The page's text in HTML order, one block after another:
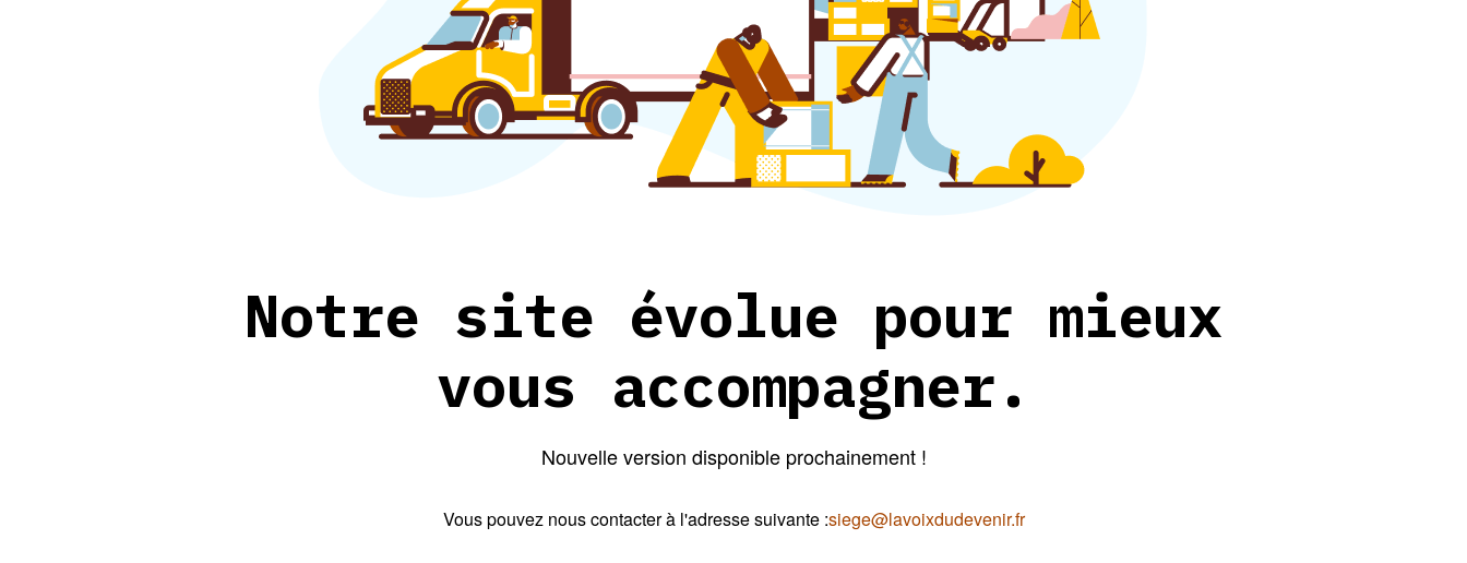
Notre site évolue pour mieux
vous accompagner.
Nouvelle version disponible prochainement !
Vous pouvez nous contacter à l'adresse suivante :siege@lavoixdudevenir.fr